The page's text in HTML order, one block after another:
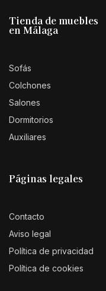
Tienda de muebles
en Málaga
Sofás
Colchones
Salones
Dormitorios
Auxiliares
Páginas legales
Contacto
Aviso legal
Política de privacidad
Política de cookies